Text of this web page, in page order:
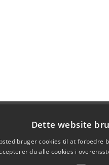
Dette website
bruger cookies til at forbedre
du alle cookies i